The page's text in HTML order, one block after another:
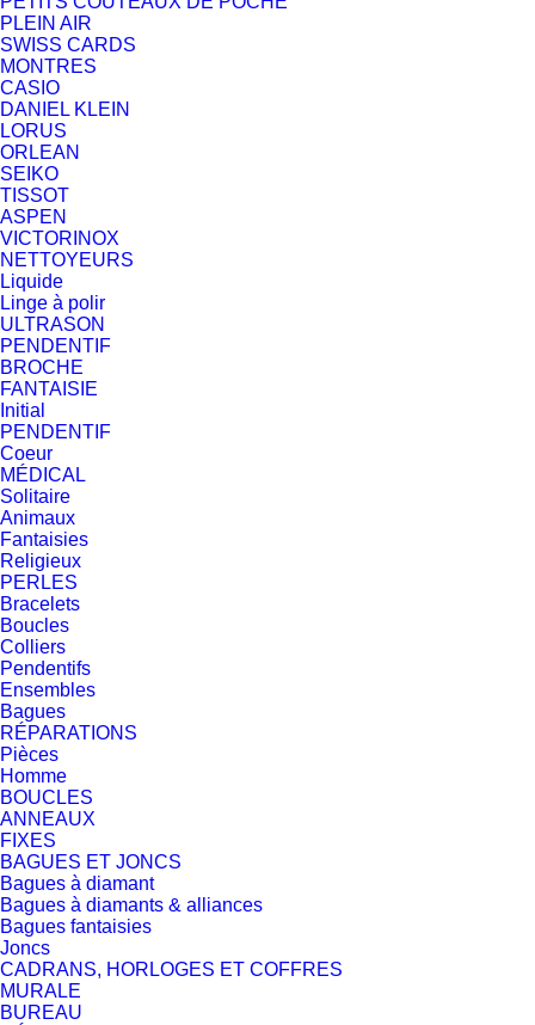
PLEIN AIR
SWISS CARDS
MONTRES
CASIO
DANIEL KLEIN
LORUS
ORLEAN
SEIKO
TISSOT
ASPEN
VICTORINOX
NETTOYEURS
Liquide
Linge à polir
ULTRASON
PENDENTIF
BROCHE
FANTAISIE
Initial
PENDENTIF
Coeur
MÉDICAL
Solitaire
Animaux
Fantaisies
Religieux
PERLES
Bracelets
Boucles
Colliers
Pendentifs
Ensembles
Bagues
RÉPARATIONS
Pièces
Homme
BOUCLES
ANNEAUX
FIXES
BAGUES ET JONCS
Bagues à diamant
Bagues à diamants & alliances
Bagues fantaisies
Joncs
CADRANS, HORLOGES ET COFFRES
MURALE
BUREAU